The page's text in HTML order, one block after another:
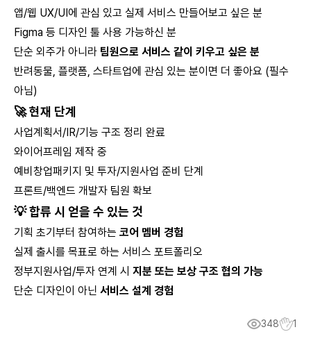
앱/웹 UX/UI에 관심 있고 실제 서비스 만들어보고 싶은 분
Figma 등 디자인 툴 사용 가능하신 분
단순 외주가 아니라 팀원으로 서비스 같이 키우고 싶은 분
반려동물, 플랫폼, 스타트업에 관심 있는 분이면 더 좋아요 (필수
아님)
🚀 현재 단계
사업계획서/IR/기능 구조 정리 완료
와이어프레임 제작 중
예비창업패키지 및 투자/지원사업 준비 단계
프론트/백엔드 개발자 팀원 확보
💡 합류 시 얻을 수 있는 것
기획 초기부터 참여하는 코어 멤버 경험
실제 출시를 목표로 하는 서비스 포트폴리오
정부지원사업/투자 연계 시 지분 또는 보상 구조 협의 가능
단순 디자인이 아닌 서비스 설계 경험
348 1